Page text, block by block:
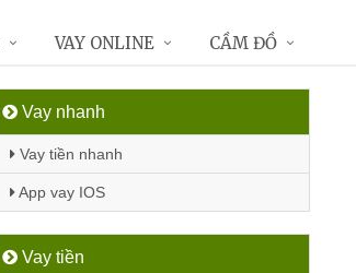
Vay nhanh
Vay tiền nhanh
App vay IOS
Vay tiền
VAY ONLINE CẦM ĐỒ